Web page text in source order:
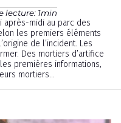
lecture: 1min
après-midi au parc des
les premiers éléments
de l’incident. Les
Des mortiers d’artifice
premières informations,
mortiers...